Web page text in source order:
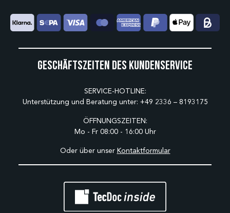
Geschäftszeiten des Kundenservice
SERVICE-HOTLINE:
Unterstützung und Beratung unter: +49 2336 – 8193175
ÖFFNUNGSZEITEN:
Mo - Fr 08:00 - 16:00 Uhr
Oder über unser Kontaktformular